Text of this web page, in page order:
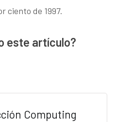
ciento de 1997.
este artículo?
Computing